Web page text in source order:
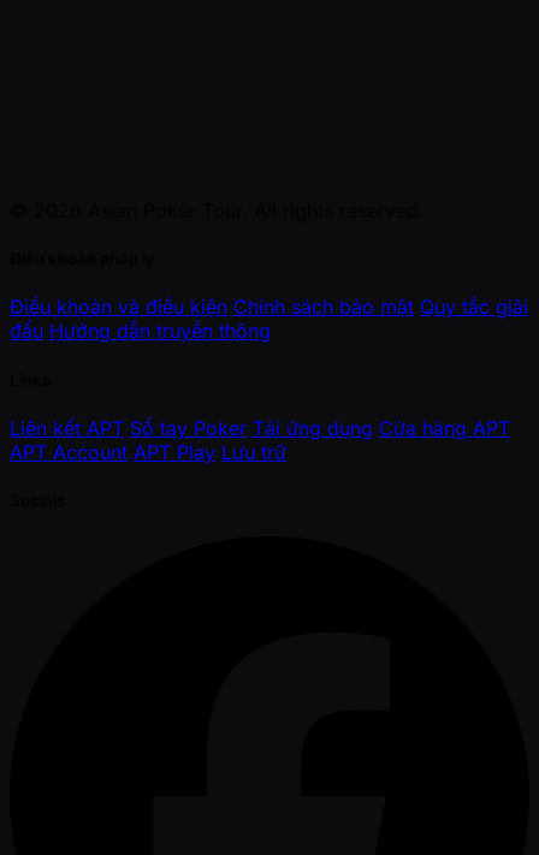
Điều khoản và điều kiện Chính sách bảo mật Quy tắc giải
đấu Hướng dẫn truyền thông
Liên kết APT Sổ tay Poker Tải ứng dụng Cửa hàng APT
APT Account APT Play Lưu trữ